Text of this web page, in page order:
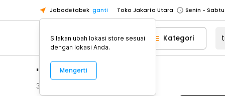
Jabodetabek ganti Toko Jakarta Utara
Toko Tangerang
Toko Cikupa
Pick n Go Jakarta Barat
Senin -
Kategori
"travel toiletries"
358
Silakan ubah lokasi store sesuai
dengan lokasi Anda.
Mengerti